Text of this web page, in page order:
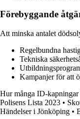
Förebyggande
Att minska antalet
Regelbundna
Tekniska
Kampanjer för att
Hur många ID-kapningar
Polisens Lista 2023 •
Händelser i Jönköping •